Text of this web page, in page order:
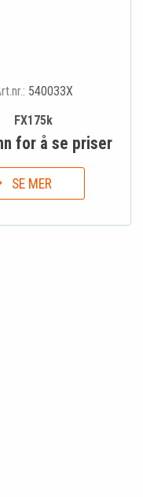
540033X
FX175k
for å se priser
SE MER